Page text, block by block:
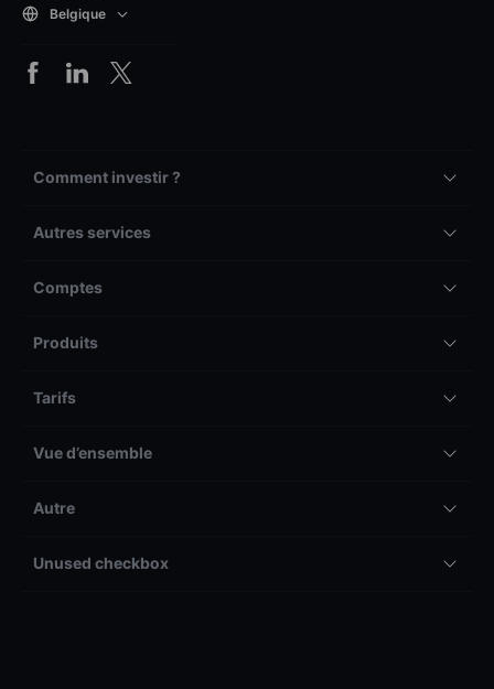
Belgique
Comment investir ?
Autres services
Comptes
Produits
Tarifs
Vue d’ensemble
Autre
Unused checkbox